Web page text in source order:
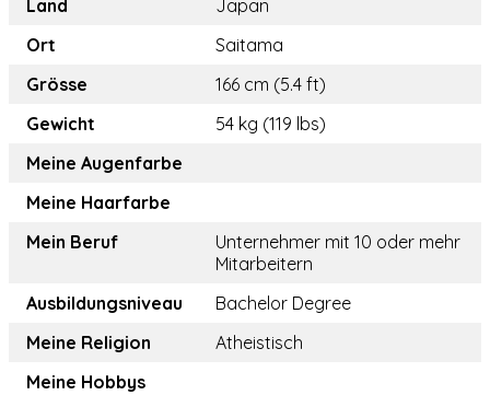
Land
Japan
Ort
Saitama
Grösse
166 cm (5.4 ft)
Gewicht
54 kg (119 lbs)
Meine Augenfarbe
Meine Haarfarbe
Mein Beruf
Unternehmer mit 10 oder mehr
Mitarbeitern
Ausbildungsniveau
Bachelor Degree
Meine Religion
Atheistisch
Meine Hobbys